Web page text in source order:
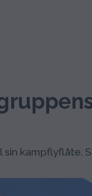
kampflyflåte.